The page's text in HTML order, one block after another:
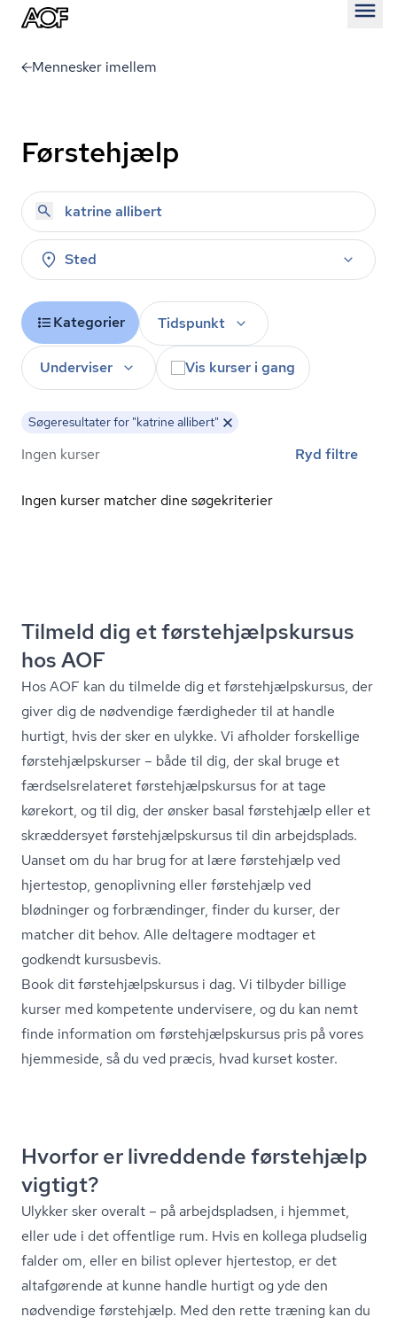
Mennesker imellem
Førstehjælp
Sted
Kategorier Tidspunkt
Underviser Vis kurser i gang
Søgeresultater for "katrine allibert"
Ingen kurser Ryd filtre
Ingen kurser matcher dine søgekriterier
Tilmeld dig et første­hjælp­s­kur­sus
hos AOF
Hos AOF kan du tilmelde dig et første­hjælp­s­kur­sus, der
giver dig de nødvendige færdigheder til at handle
hurtigt, hvis der sker en ulykke. Vi afholder forskellige
første­hjælp­s­kur­ser – både til dig, der skal bruge et
færds­els­re­la­te­ret første­hjælp­s­kur­sus for at tage
kørekort, og til dig, der ønsker basal førstehjælp eller et
skræddersyet første­hjælp­s­kur­sus til din arbejdsplads.
Uanset om du har brug for at lære førstehjælp ved
hjertestop, genoplivning eller førstehjælp ved
blødninger og forbrændinger, finder du kurser, der
matcher dit behov. Alle deltagere modtager et
godkendt kursusbevis.
Book dit første­hjælp­s­kur­sus i dag. Vi tilbyder billige
kurser med kompetente undervisere, og du kan nemt
finde information om første­hjælp­s­kur­sus pris på vores
hjemmeside, så du ved præcis, hvad kurset koster.
Hvorfor er livreddende førstehjælp
vigtigt?
Ulykker sker overalt – på arbejdspladsen, i hjemmet,
eller ude i det offentlige rum. Hvis en kollega pludselig
falder om, eller en bilist oplever hjertestop, er det
altafgørende at kunne handle hurtigt og yde den
nødvendige førstehjælp. Med den rette træning kan du